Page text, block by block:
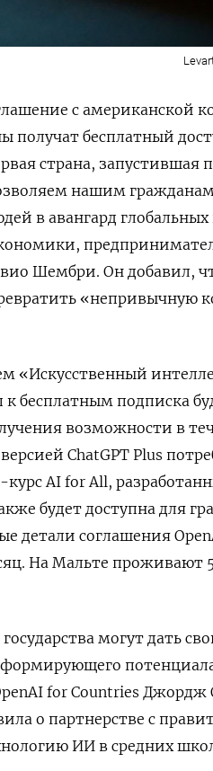
с американской
получат бесплатный
страна, запустившая
нашим гражданам
в авангард
Шембри. Он добавил,
«непривычную
«Искусственный
к бесплатным подписка
возможности в
ChatGPT Plus
курс AI for All,
будет доступна для
детали соглашения
На Мальте проживают
могут дать
for Countries Джордж
о партнерстве с
ИИ в средних